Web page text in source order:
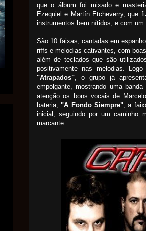
que o álbum foi mixado e
Ezequiel e Martín Etcheverry, que
instrumentos bem nítidos, e com um
São 10 faixas, cantadas em
riffs e melodias cativantes, com
além de teclados que são
positivamente nas melodias.
"Atrapados" , o grupo já
empolgante, mostrando uma
atenção os bons vocais de
bateria;"A Fondo Siempre", a
inicial, seguindo por um caminho
marcante.